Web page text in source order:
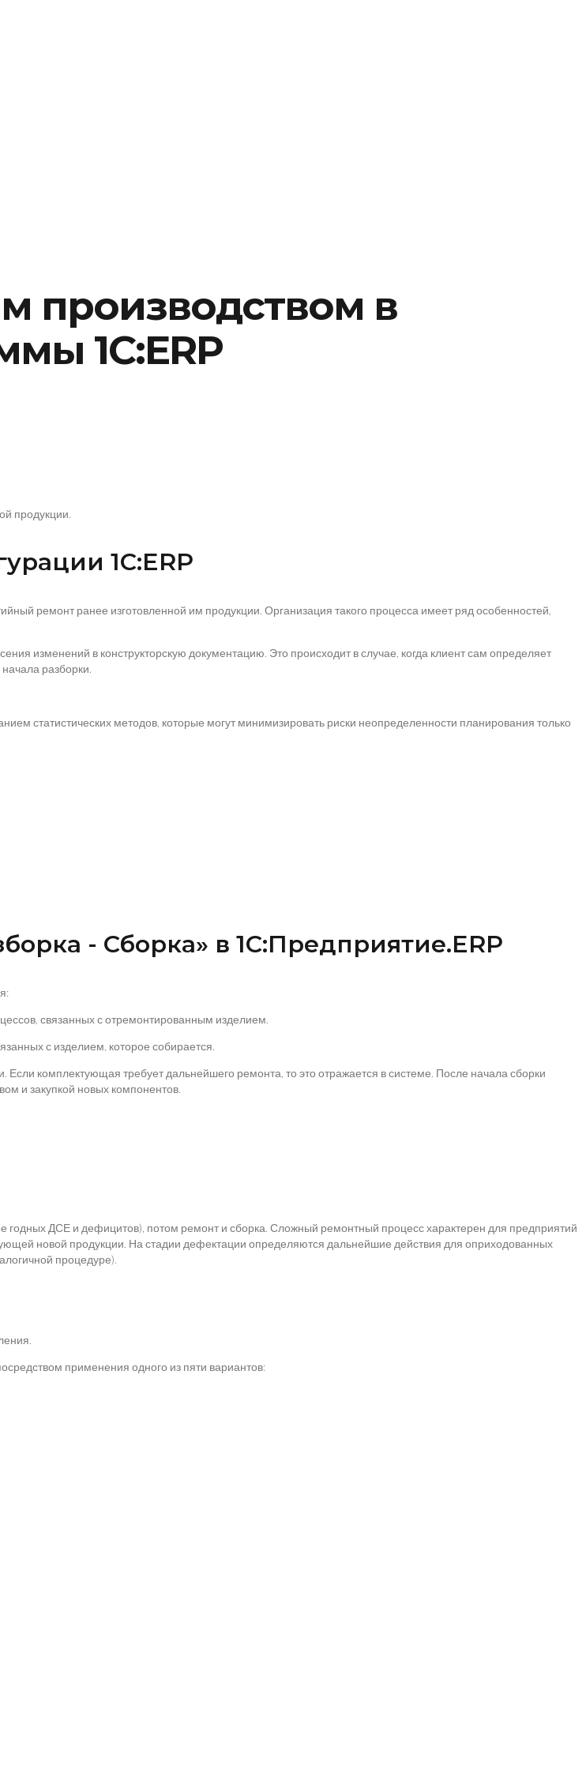
производством в
1С:ERP
продукции.
1С:ERP
ремонт ранее изготовленной им продукции. Организация такого процесса имеет ряд особенностей,
изменений в конструкторскую документацию. Это происходит в случае, когда клиент сам определяет
разборки.
статистических методов, которые могут минимизировать риски неопределенности планирования только
- Сборка» в 1С:Предприятие.ERP
связанных с отремонтированным изделием.
с изделием, которое собирается.
комплектующая требует дальнейшего ремонта, то это отражается в системе. После начала сборки
и закупкой новых компонентов.
годных ДСЕ и дефицитов), потом ремонт и сборка. Сложный ремонтный процесс характерен для предприятий
новой продукции. На стадии дефектации определяются дальнейшие действия для оприходованных
процедуре).
применения одного из пяти вариантов: